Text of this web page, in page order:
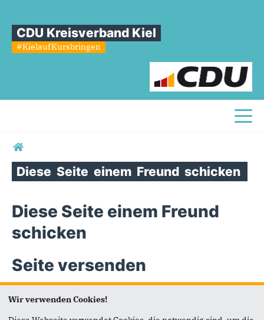
CDU Kreisverband Kiel
#KielaufKursbringen
Sie sind hier
Diese Seite einem Freund schicken
Diese Seite einem Freund
schicken
Seite versenden
Vielen Dank, dass Sie die Inhalte unserer Homepage
Wir verwenden Cookies!